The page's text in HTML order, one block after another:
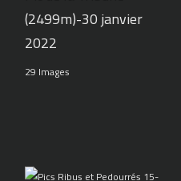
(2499m)-30 janvier
2022
29 Images